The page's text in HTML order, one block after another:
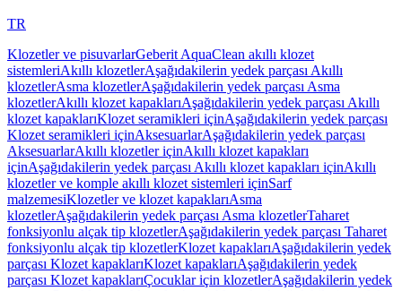
TR
Klozetler ve pisuvarlarGeberit AquaClean akıllı klozet
sistemleriAkıllı klozetlerAşağıdakilerin yedek parçası Akıllı
klozetlerAsma klozetlerAşağıdakilerin yedek parçası Asma
klozetlerAkıllı klozet kapaklarıAşağıdakilerin yedek parçası Akıllı
klozet kapaklarıKlozet seramikleri içinAşağıdakilerin yedek parçası
Klozet seramikleri içinAksesuarlarAşağıdakilerin yedek parçası
AksesuarlarAkıllı klozetler içinAkıllı klozet kapakları
içinAşağıdakilerin yedek parçası Akıllı klozet kapakları içinAkıllı
klozetler ve komple akıllı klozet sistemleri içinSarf
malzemesiKlozetler ve klozet kapaklarıAsma
klozetlerAşağıdakilerin yedek parçası Asma klozetlerTaharet
fonksiyonlu alçak tip klozetlerAşağıdakilerin yedek parçası Taharet
fonksiyonlu alçak tip klozetlerKlozet kapaklarıAşağıdakilerin yedek
parçası Klozet kapaklarıKlozet kapaklarıAşağıdakilerin yedek
parçası Klozet kapaklarıÇocuklar için klozetlerAşağıdakilerin yedek